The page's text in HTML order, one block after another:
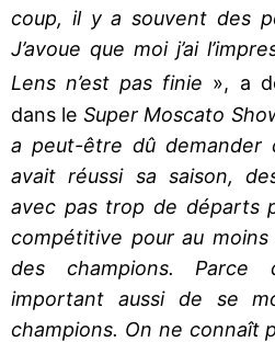
coup, il y a souvent des
J’avoue que moi j’ai
Lens n’est pas finie », a
dans le Super Moscato
a peut-être dû demander
avait réussi sa saison,
avec pas trop de départs
compétitive pour au
des champions. Parce
important aussi de se
champions. On ne connaît